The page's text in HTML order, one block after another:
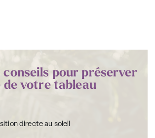
conseils pour préserver
de votre tableau
directe au soleil